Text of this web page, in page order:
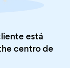
está
centro de